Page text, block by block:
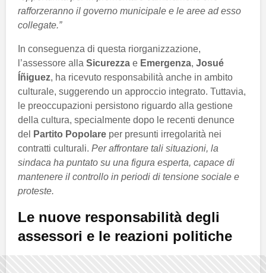
rafforzeranno il governo municipale e le aree ad esso
collegate.”
In conseguenza di questa riorganizzazione,
l’assessore alla Sicurezza e Emergenza, Josué
Íñiguez, ha ricevuto responsabilità anche in ambito
culturale, suggerendo un approccio integrato. Tuttavia,
le preoccupazioni persistono riguardo alla gestione
della cultura, specialmente dopo le recenti denunce
del
Partito Popolare per presunti irregolarità nei
contratti culturali. Per affrontare tali situazioni, la
sindaca ha puntato su una figura esperta, capace di
mantenere il controllo in periodi di tensione sociale e
proteste.
Le nuove responsabilità degli
assessori e le reazioni politiche